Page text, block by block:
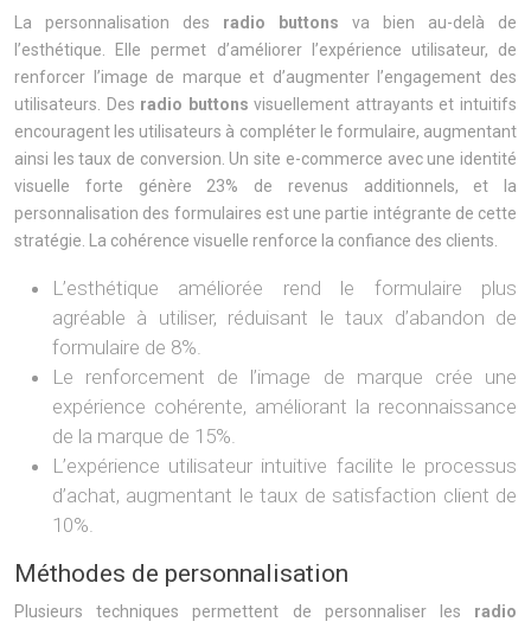
La personnalisation des radio buttons va bien au-delà de
l’esthétique. Elle permet d’améliorer l’expérience utilisateur, de
renforcer l’image de marque et d’augmenter l’engagement des
utilisateurs. Des radio buttonsvisuellement attrayants et intuitifs
encouragent les utilisateurs à compléter le formulaire, augmentant
ainsi les taux de conversion. Un site e-commerce avec une identité
visuelle forte génère 23% de revenus additionnels, et la
personnalisation des formulaires est une partie intégrante de cette
stratégie. La cohérence visuelle renforce la confiance des clients.
L’esthétique améliorée rend le formulaire plus
agréable à utiliser, réduisant le taux d’abandon de
formulaire de 8%.
Le renforcement de l’image de marque crée une
expérience cohérente, améliorant la reconnaissance
de la marque de 15%.
L’expérience utilisateur intuitive facilite le processus
d’achat, augmentant le taux de satisfaction client de
10%.
Méthodes de personnalisation
Plusieurs techniques permettent de personnaliser les radio